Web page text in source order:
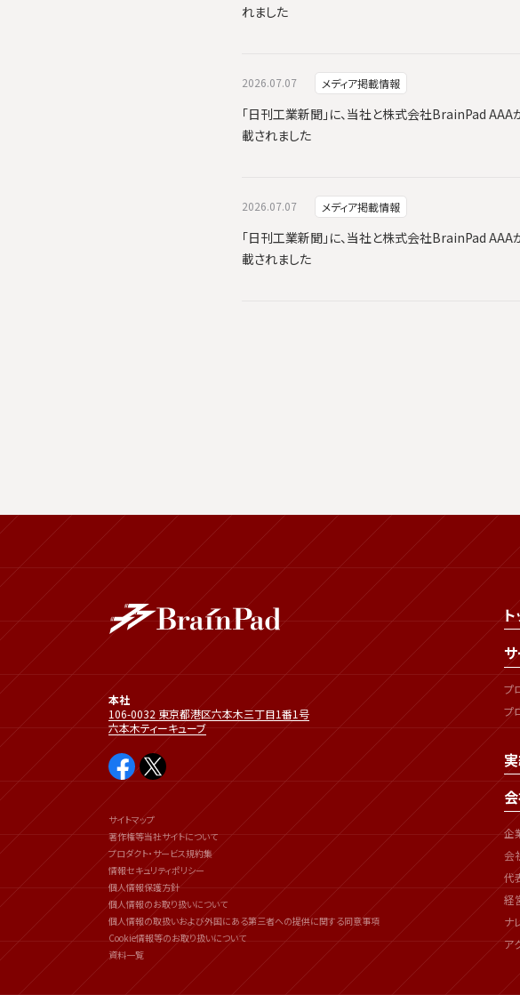
れました
2026.07.07 メディア掲載情報
「日刊工業新聞」に、当社と株式会社BrainPad
載されました
2026.07.07 メディア掲載情報
「日刊工業新聞」に、当社と株式会社BrainPad
載されました
プ
プ
企
会
代
経
ナ
ア
本社
106-0032 東京都港区六本木三丁目1番1号
六本木ティーキューブ
サイトマップ
著作権等当社サイトについて
プロダクト・サービス規約集
情報セキュリティポリシー
個人情報保護方針
個人情報のお取り扱いについて
個人情報の取扱いおよび外国にある第三者への提供に関する同意事項
Cookie情報等のお取り扱いについて
資料一覧